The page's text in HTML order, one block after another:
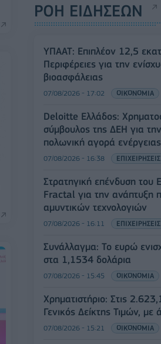
ΡΟΗ ΕΙΔΗΣΕΩΝ
ΥΠΑΑΤ: Επιπλέον 12,5
Περιφέρειες για την
βιοασφάλειας
07/08/2026 - 17:02 ΟΙΚΟΝΟΜΙΑ
Deloitte Ελλάδος:
σύμβουλος της ΔΕΗ για
πολωνική αγορά ενέργειας
07/08/2026 - 16:38 ΕΠΙΧΕΙΡΗΣΕΙΣ
Στρατηγική επένδυση του
Fractal για την ανάπτυξη
αμυντικών τεχνολογιών
07/08/2026 - 16:11 ΕΠΙΧΕΙΡΗΣΕΙΣ
Συνάλλαγμα: Το ευρώ
στα 1,1534 δολάρια
07/08/2026 - 15:45 ΟΙΚΟΝΟΜΙΑ
Χρηματιστήριο: Στις
Γενικός Δείκτης Τιμών,
07/08/2026 - 15:21 ΟΙΚΟΝΟΜΙΑ